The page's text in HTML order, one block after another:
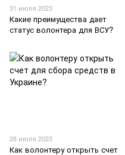
31 июля 2023
Какие преимущества дает
статус волонтера для ВСУ?
28 июля 2023
Как волонтеру открыть счет